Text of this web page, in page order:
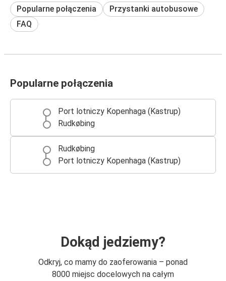
Popularne połączenia
Przystanki autobusowe
FAQ
Popularne połączenia
Port lotniczy Kopenhaga (Kastrup)
Rudkøbing
Rudkøbing
Port lotniczy Kopenhaga (Kastrup)
Dokąd jedziemy?
Odkryj, co mamy do zaoferowania – ponad
8000 miejsc docelowych na całym